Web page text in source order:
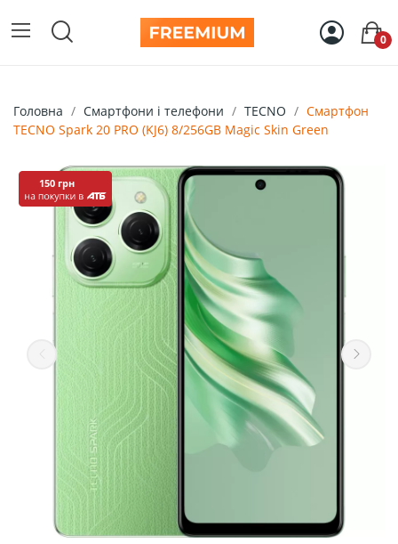
0
Головна Смартфони і телефони TECNO
Смартфон
TECNO Spark 20 PRO (KJ6) 8/256GB Magic Skin Green
150 грн